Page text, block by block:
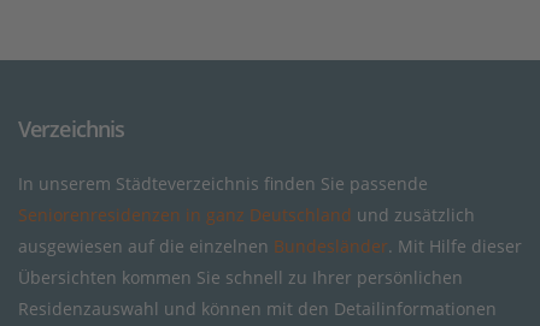
Verzeichnis
In unserem Städteverzeichnis finden Sie passende
Seniorenresidenzen in ganz Deutschland und zusätzlich
ausgewiesen auf die einzelnen Bundesländer. Mit Hilfe dieser
Übersichten kommen Sie schnell zu Ihrer persönlichen
Residenzauswahl und können mit den Detailinformationen